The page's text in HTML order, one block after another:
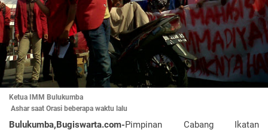
Ketua IMM Bulukumba
Ashar saat Orasi beberapa waktu lalu
Bulukumba,Bugiswarta.com-Pimpinan Cabang Ikatan